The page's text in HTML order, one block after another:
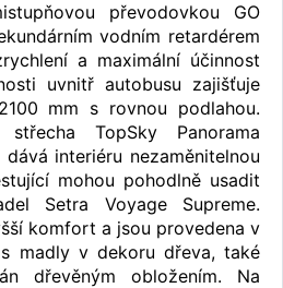
převodovkou GO
vodním retardérem
a maximální účinnost
uvnitř autobusu zajišťuje
mm s rovnou podlahou.
střecha TopSky Panorama
interiéru nezaměnitelnou
mohou pohodlně usadit
Setra Voyage Supreme.
komfort a jsou provedena v
madly v dekoru dřeva, také
dřevěným obložením. Na